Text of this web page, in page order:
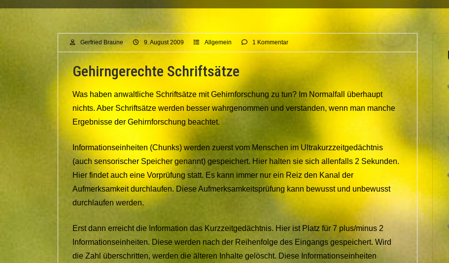
Gerfried Braune 9. August 2009 Allgemein 1 Kommentar
Gehirngerechte Schriftsätze
Was haben anwaltliche Schriftsätze mit Gehirnforschung zu tun? Im Normalfall überhaupt
nichts. Aber Schriftsätze werden besser wahrgenommen und verstanden, wenn man manche
Ergebnisse der Gehirnforschung beachtet.
Informationseinheiten (Chunks) werden zuerst vom Menschen im Ultrakurzzeitgedächtnis
(auch sensorischer Speicher genannt) gespeichert. Hier halten sie sich allenfalls 2 Sekunden.
Hier findet auch eine Vorprüfung statt. Es kann immer nur ein Reiz den Kanal der
Aufmerksamkeit durchlaufen. Diese Aufmerksamkeitsprüfung kann bewusst und unbewusst
durchlaufen werden.
Erst dann erreicht die Information das Kurzzeitgedächtnis. Hier ist Platz für 7 plus/minus 2
Informationseinheiten. Diese werden nach der Reihenfolge des Eingangs gespeichert. Wird
die Zahl überschritten, werden die älteren Inhalte gelöscht. Diese Informationseinheiten